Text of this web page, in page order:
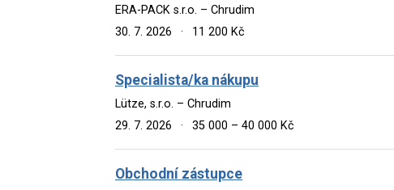
ERA-PACK s.r.o. – Chrudim
30. 7. 2026
· 11 200 Kč
Specialista/ka nákupu
Lütze, s.r.o. – Chrudim
29. 7. 2026
· 35 000 – 40 000 Kč
Obchodní zástupce